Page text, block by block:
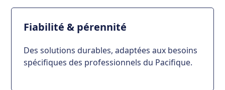
Fiabilité & pérennité
Des solutions durables, adaptées aux besoins
spécifiques des professionnels du Pacifique.